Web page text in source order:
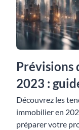
Prévisions
2023 :
Découvrez les
immobilier en
préparer votre